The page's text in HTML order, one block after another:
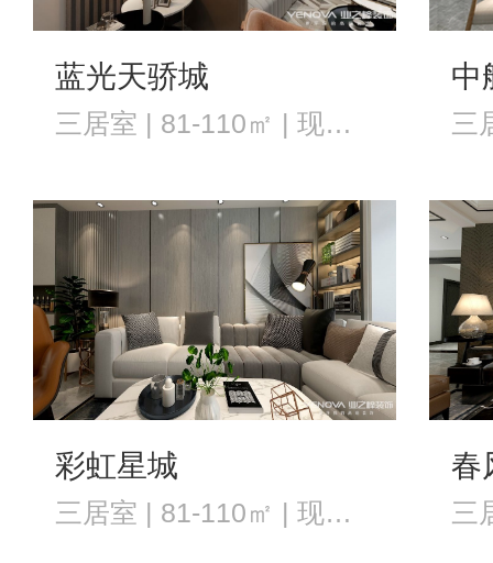
蓝光天骄城
三居室 | 81-110㎡ | 现代风格
中
彩虹星城
三居室 | 81-110㎡ | 现代风格
春